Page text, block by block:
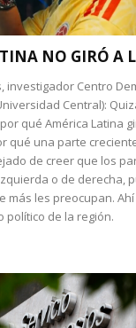
NO GIRÓ A
investigador Centro
Central):
qué América Latina
qué una parte
de creer que los
o de derecha,
más les preocupan.
político de la región.